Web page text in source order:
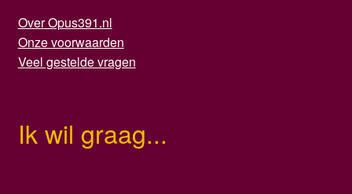
Over Opus391.nl
Onze voorwaarden
Veel gestelde vragen
Ik wil graag...